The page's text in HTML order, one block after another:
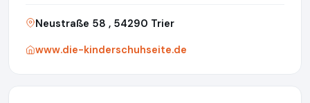
Neustraße 58 , 54290 Trier
www.die-kinderschuhseite.de